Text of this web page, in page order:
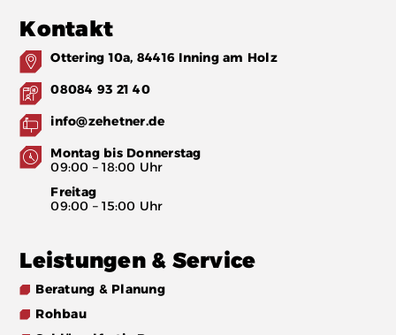
Kontakt
Ottering 10a, 84416 Inning am Holz
08084 93 21 40
info@zehetner.de
Montag bis Donnerstag
09:00 – 18:00 Uhr
Freitag
09:00 – 15:00 Uhr
Leistungen & Service
Beratung & Planung
Rohbau